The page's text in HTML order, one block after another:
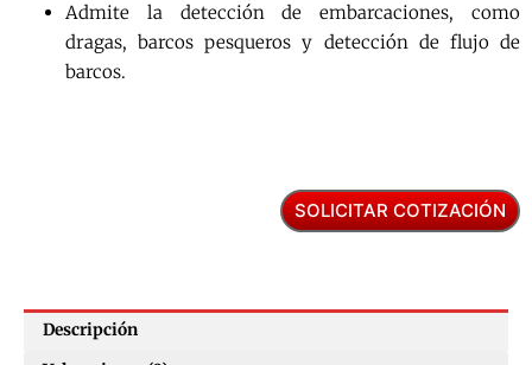
Admite la detección de embarcaciones, como
dragas, barcos pesqueros y detección de flujo de
barcos.
SOLICITAR COTIZACIÓN
Descripción